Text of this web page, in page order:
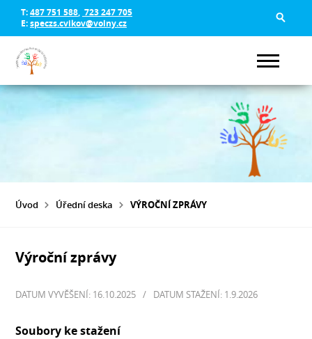
T:487 751 588, 723 247 705
E:speczs.cvikov@volny.cz
Úvod Úřední deska VÝROČNÍ ZPRÁVY
Výroční zprávy
DATUM VYVĚŠENÍ: 16.10.2025 / DATUM STAŽENÍ: 1.9.2026
Soubory ke stažení